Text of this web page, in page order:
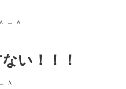
－＾
い！！！
＾